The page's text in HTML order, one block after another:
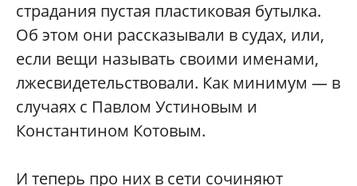
страдания пустая пластиковая бутылка.
Об этом они рассказывали в судах, или,
если вещи называть своими именами,
лжесвидетельствовали. Как минимум — в
случаях с Павлом Устиновым и
Константином Котовым.
И теперь про них в сети сочиняют